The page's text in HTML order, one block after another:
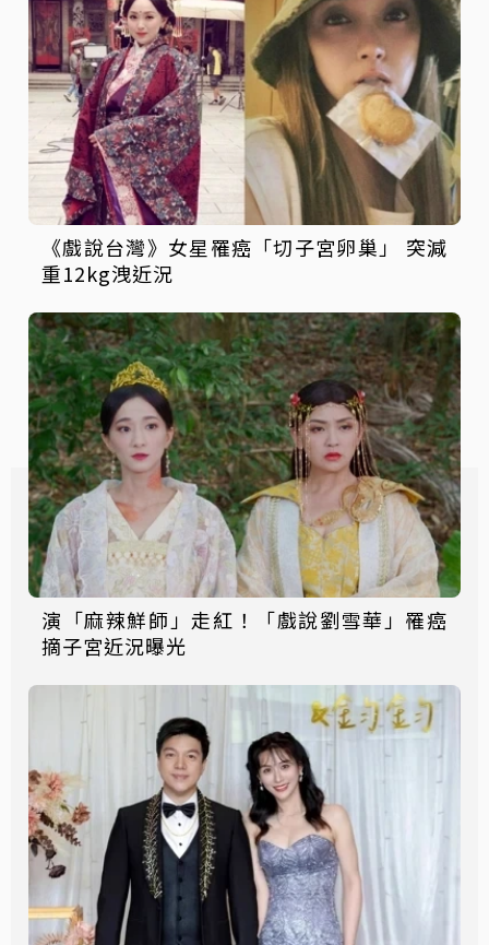
《戲說台灣》女星罹癌「切子宮卵巢」 突減
重12kg洩近況
演「麻辣鮮師」走紅！「戲說劉雪華」罹癌
摘子宮近況曝光